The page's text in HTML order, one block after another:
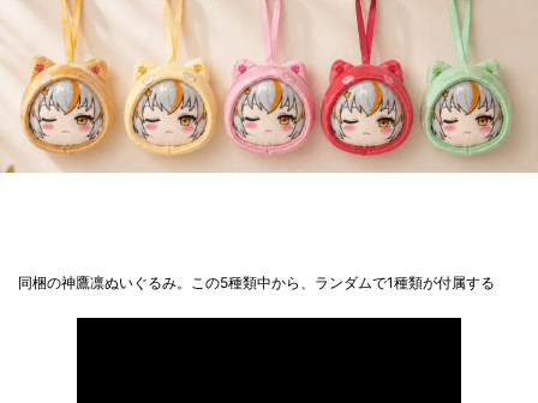
同梱の神鷹凛ぬいぐるみ。この5種類中から、ランダムで1種類が付属する